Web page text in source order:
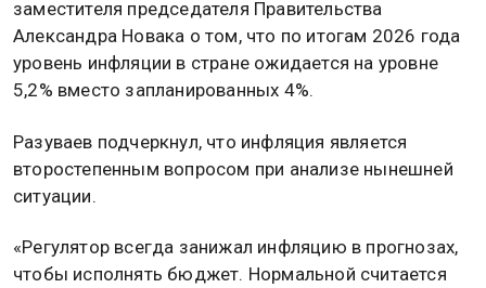
заместителя председателя Правительства
Александра Новака о том, что по итогам 2026 года
уровень инфляции в стране ожидается на уровне
5,2% вместо запланированных 4%.
Разуваев подчеркнул, что инфляция является
второстепенным вопросом при анализе нынешней
ситуации.
«Регулятор всегда занижал инфляцию в прогнозах,
чтобы исполнять бюджет. Нормальной считается